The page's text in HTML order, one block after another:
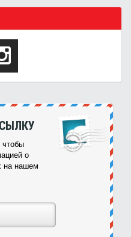
чтобы
о
на нашем